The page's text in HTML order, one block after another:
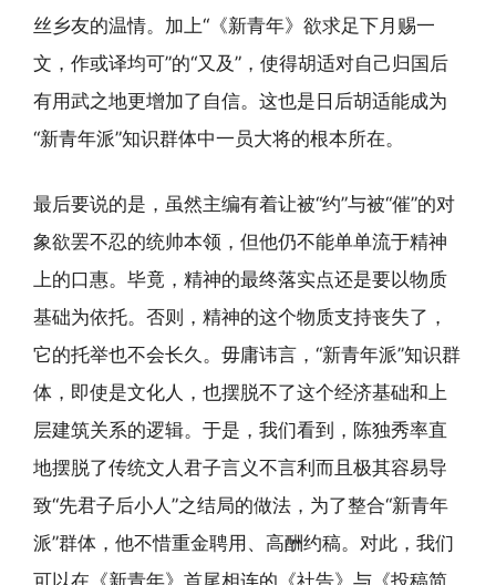
丝乡友的温情。加上“《新青年》欲求足下月赐一
文，作或译均可”的“又及”，使得胡适对自己归国后
有用武之地更增加了自信。这也是日后胡适能成为
“新青年派”知识群体中一员大将的根本所在。
最后要说的是，虽然主编有着让被“约”与被“催”的对
象欲罢不忍的统帅本领，但他仍不能单单流于精神
上的口惠。毕竟，精神的最终落实点还是要以物质
基础为依托。否则，精神的这个物质支持丧失了，
它的托举也不会长久。毋庸讳言，“新青年派”知识群
体，即使是文化人，也摆脱不了这个经济基础和上
层建筑关系的逻辑。于是，我们看到，陈独秀率直
地摆脱了传统文人君子言义不言利而且极其容易导
致“先君子后小人”之结局的做法，为了整合“新青年
派”群体，他不惜重金聘用、高酬约稿。对此，我们
可以在《新青年》首尾相连的《社告》与《投稿简